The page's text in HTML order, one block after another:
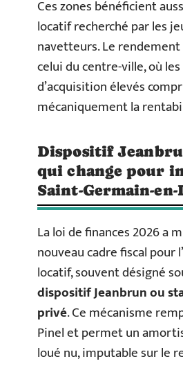
Ces zones bénéficient
locatif recherché par les
navetteurs. Le
celui du centre-ville, où
d’acquisition élevés
mécaniquement la
Dispositif
qui change pour
Saint-Germain-en-
La loi de finances 2026 a
nouveau cadre fiscal pour
locatif, souvent désigné
dispositif Jeanbrun ou
privé. Ce mécanisme
Pinel et permet un
loué nu, imputable sur le